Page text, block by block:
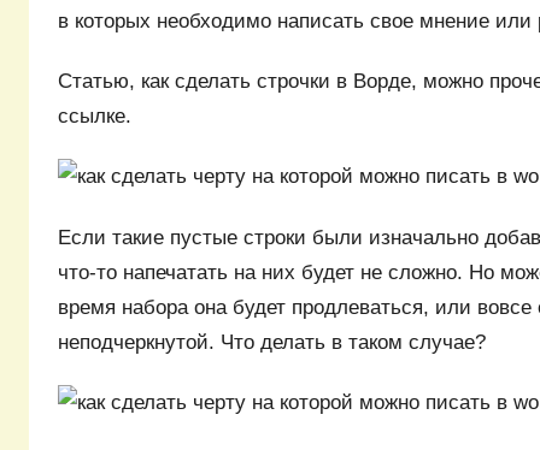
в которых необходимо написать свое мнение или
Статью, как сделать строчки в Ворде, можно
ссылке.
Если такие пустые строки были изначально
что-то напечатать на них будет не сложно. Но
время набора она будет продлеваться, или вовсе
неподчеркнутой. Что делать в таком случае?